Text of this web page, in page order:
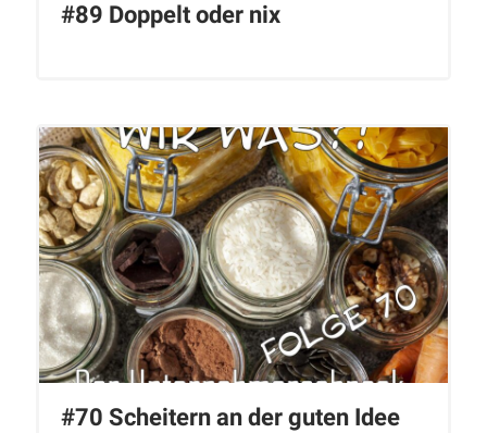
#89 Doppelt oder nix
#70 Scheitern an der guten Idee